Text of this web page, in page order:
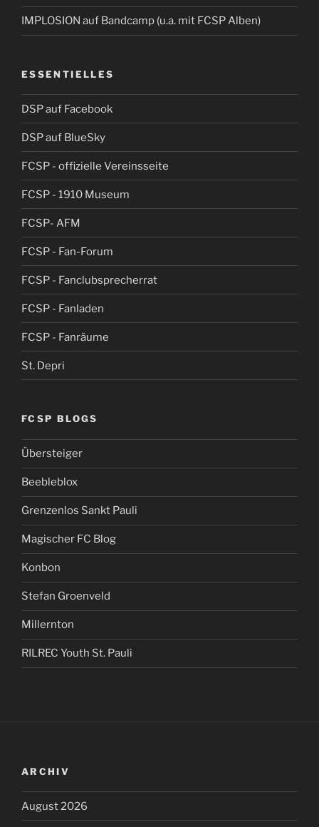
IMPLOSION auf Bandcamp (u.a. mit FCSP Alben)
ESSENTIELLES
DSP auf Facebook
DSP auf BlueSky
FCSP - offizielle Vereinsseite
FCSP - 1910 Museum
FCSP- AFM
FCSP - Fan-Forum
FCSP - Fanclubsprecherrat
FCSP - Fanladen
FCSP - Fanräume
St. Depri
FCSP BLOGS
Übersteiger
Beebleblox
Grenzenlos Sankt Pauli
Magischer FC Blog
Konbon
Stefan Groenveld
Millernton
RILREC Youth St. Pauli
ARCHIV
August 2026